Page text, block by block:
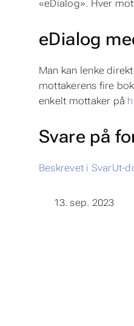
«eDialog». Hver
eDialog
Man kan lenke
mottakerens fire
enkelt mottaker på
Svare på
Beskrevet i SvarUt-
13. sep. 2023